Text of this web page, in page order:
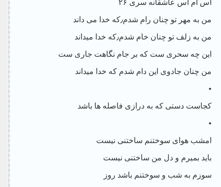
اس ام اس عاشقانه سری ۲۶
من به مهر تو چنان رام شدم٫که خدا می داند
من به زلف تو چنان خام شدم٫که خدا میداند
این چه سحری ست که بر جام نگاهت جاری ست
من چنان جادوی این دام شدم که خدا میداند
•
کجاست دستی که به درازی فاصله ها باشد
•
امشب هوای سوختنم ساختنی نیست
باید بمیرم و دل من ساختنی نیست
سوزم به شب و سوختنم باشد روز